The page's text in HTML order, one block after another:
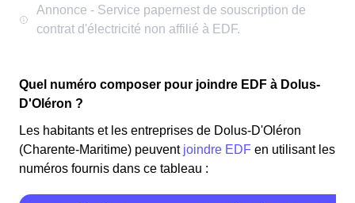
Quel numéro composer pour joindre EDF à Dolus-
D'Oléron ?
Les habitants et les entreprises de Dolus-D'Oléron
(Charente-Maritime) peuvent joindre EDF en utilisant les
numéros fournis dans ce tableau :